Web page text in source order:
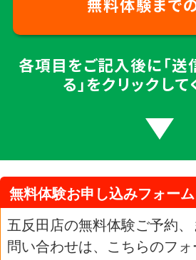
無料体験まで
各項目をご記入後に「
る」をクリックして